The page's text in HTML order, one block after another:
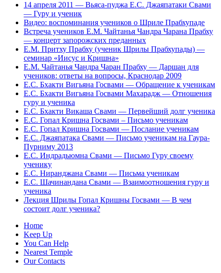
14 апреля 2011 — Вьяса-пуджа Е.С. Джаяпатаки Свами
— Гуру и ученик
Видео: воспоминания учеников о Шриле Прабхупаде
Встреча учеников Е.М. Чайтанья Чандра Чарана Прабху
— концерт запорожских преданных
Е.М. Притху Прабху (ученик Шрилы Прабхупады) —
семинар «Иисус и Кришна»
Е.М. Чайтанья Чандра Чаран Прабху — Даршан для
учеников: ответы на вопросы, Краснодар 2009
Е.С. Бхакти Вигьяна Госвами — Обращение к ученикам
Е.С. Бхакти Вигьяна Госвами Махарадж — Отношения
гуру и ученика
Е.С. Бхакти Викаша Свами — Первейший долг ученика
Е.С. Гопал Кришна Госвами – Письмо ученикам
Е.С. Гопал Кришна Госвами — Послание ученикам
Е.С. Джаяпатака Свами — Письмо ученикам на Гаура-
Пурниму 2013
Е.С. Индрадьюмна Свами — Письмо Гуру своему
ученику
Е.С. Ниранджана Свами — Письма ученикам
Е.С. Шачинандана Свами — Взаимоотношения гуру и
ученика
Лекция Шрилы Гопал Кришны Госвами — В чем
состоит долг ученика?
Home
Keep Up
You Can Help
Nearest Temple
Our Contacts